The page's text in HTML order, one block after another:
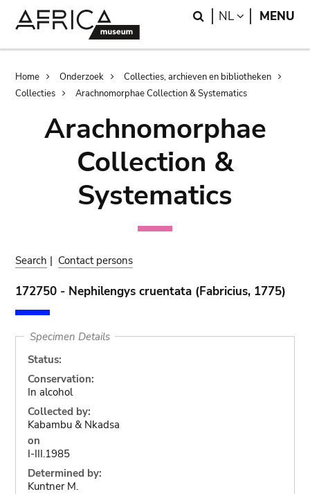
Search
NL LANGUAGE
MENU
Breadcrumb
Home Onderzoek
Collecties, archieven en bibliotheken
Collecties
Arachnomorphae Collection & Systematics
Arachnomorphae
Collection &
Systematics
Search | Contact persons
172750 - Nephilengys cruentata (Fabricius, 1775)
Specimen Details
Status:
Conservation:
In alcohol
Collected by:
Kabambu & Nkadsa
on
I-III.1985
Determined by:
Kuntner M.